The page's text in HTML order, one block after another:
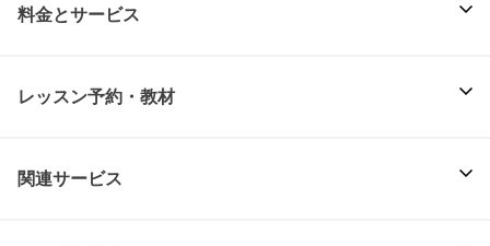
料金とサービス
レッスン予約・教材
関連サービス